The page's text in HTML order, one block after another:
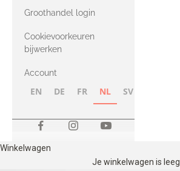
met Heavy
Merino
Groothandel login
Cookievoorkeuren
bijwerken
Account
EN DE FR NL SV
Winkelwagen
Je winkelwagen is leeg